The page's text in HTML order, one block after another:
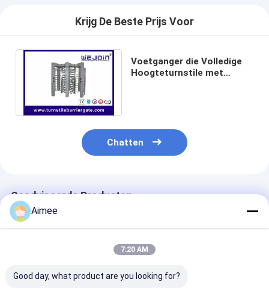
Krijg De Beste Prijs Voor
Voetganger die Volledige
Hoogteturnstile met
Chatten
Geadviseerde Producten
Aimee
7:20 AM
Good day, what product are you looking for?